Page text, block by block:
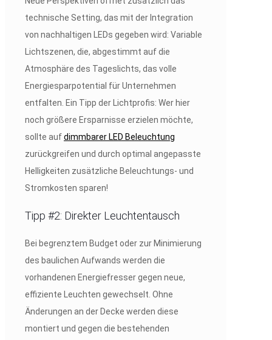
technische Setting, das mit der Integration
von nachhaltigen LEDs gegeben wird: Variable
Lichtszenen, die, abgestimmt auf die
Atmosphäre des Tageslichts, das volle
Energiesparpotential für Unternehmen
entfalten. Ein Tipp der Lichtprofis: Wer hier
noch größere Ersparnisse erzielen möchte,
sollte aufdimmbarer LED Beleuchtung
zurückgreifen und durch optimal angepasste
Helligkeiten zusätzliche Beleuchtungs- und
Stromkosten sparen!
Tipp #2: Direkter Leuchtentausch
Bei begrenztem Budget oder zur Minimierung
des baulichen Aufwands werden die
vorhandenen Energiefresser gegen neue,
effiziente Leuchten gewechselt. Ohne
Änderungen an der Decke werden diese
montiert und gegen die bestehenden